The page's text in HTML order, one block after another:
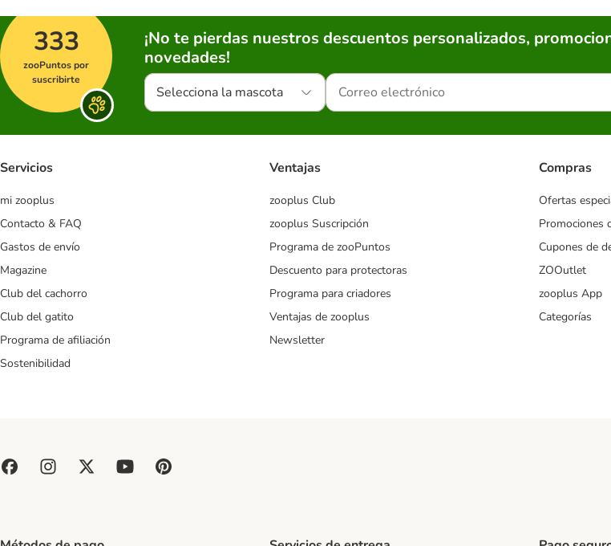
333
zooPuntos por
suscribirte
¡No te pierdas nuestros descuentos personalizados,
novedades!
Selecciona la mascota
Servicios
mi zooplus
Contacto & FAQ
Gastos de envío
Magazine
Club del cachorro
Club del gatito
Programa de afiliación
Sostenibilidad
Ventajas
zooplus Club
zooplus Suscripción
Programa de zooPuntos
Descuento para protectoras
Programa para criadores
Ventajas de zooplus
Newsletter
Compras
Ofertas
Promociones
Cupones de
ZOOutlet
zooplus App
Categorías